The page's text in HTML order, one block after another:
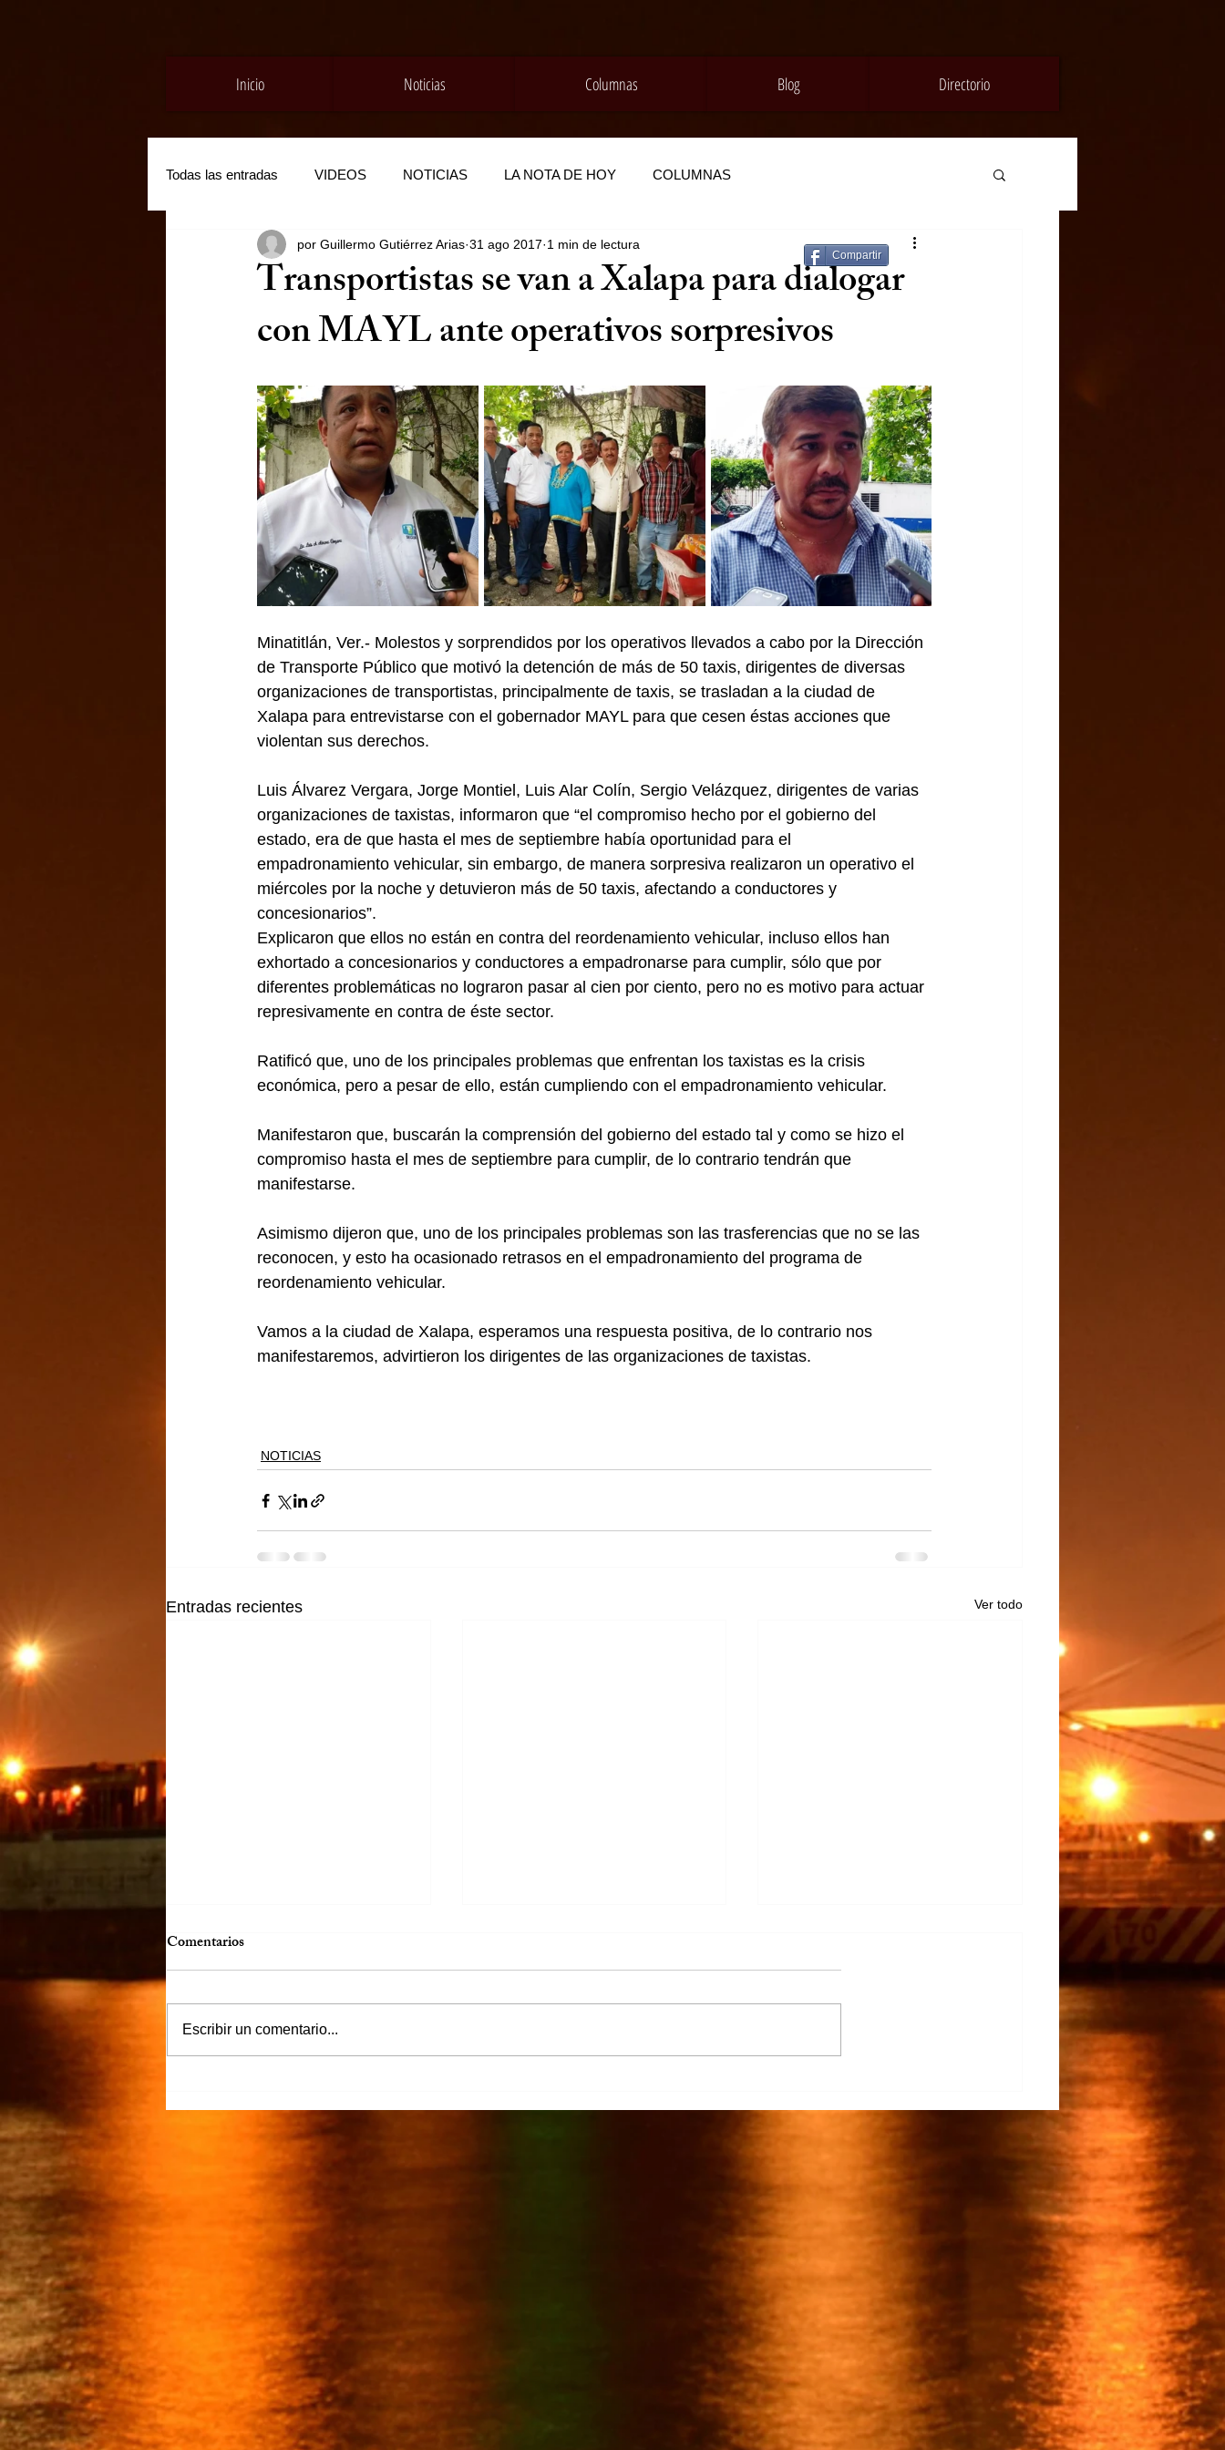
Inicio Noticias Columnas Blog Directorio
Todas las entradas VIDEOS NOTICIAS LA NOTA DE HOY COLUMNAS
Transportistas se van a Xalapa para dialogar
con MAYL ante operativos sorpresivos
por Guillermo Gutiérrez Arias 31 ago 2017 1 min de lectura
Minatitlán, Ver.- Molestos y sorprendidos por los operativos llevados a cabo por la Dirección
de Transporte Público que motivó la detención de más de 50 taxis, dirigentes de diversas
organizaciones de transportistas, principalmente de taxis, se trasladan a la ciudad de
Xalapa para entrevistarse con el gobernador MAYL para que cesen éstas acciones que
violentan sus derechos.
Luis Álvarez Vergara, Jorge Montiel, Luis Alar Colín, Sergio Velázquez, dirigentes de varias
organizaciones de taxistas, informaron que “el compromiso hecho por el gobierno del
estado, era de que hasta el mes de septiembre había oportunidad para el
empadronamiento vehicular, sin embargo, de manera sorpresiva realizaron un operativo el
miércoles por la noche y detuvieron más de 50 taxis, afectando a conductores y
concesionarios”.
Explicaron que ellos no están en contra del reordenamiento vehicular, incluso ellos han
exhortado a concesionarios y conductores a empadronarse para cumplir, sólo que por
diferentes problemáticas no lograron pasar al cien por ciento, pero no es motivo para actuar
represivamente en contra de éste sector.
Ratificó que, uno de los principales problemas que enfrentan los taxistas es la crisis
económica, pero a pesar de ello, están cumpliendo con el empadronamiento vehicular.
Manifestaron que, buscarán la comprensión del gobierno del estado tal y como se hizo el
compromiso hasta el mes de septiembre para cumplir, de lo contrario tendrán que
manifestarse.
Asimismo dijeron que, uno de los principales problemas son las trasferencias que no se las
reconocen, y esto ha ocasionado retrasos en el empadronamiento del programa de
reordenamiento vehicular.
Vamos a la ciudad de Xalapa, esperamos una respuesta positiva, de lo contrario nos
manifestaremos, advirtieron los dirigentes de las organizaciones de taxistas.
NOTICIAS
Entradas recientes Ver todo
familiares y amigos
caña afectados por el cierre del
Desarrollo del TECNM Virtual
Comentarios
Escribir un comentario...
Compartir